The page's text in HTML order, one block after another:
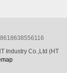
Industry Co.,Ltd (HT